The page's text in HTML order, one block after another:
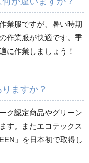
冬長袖
ゴパンツ
夏カーゴパンツ作業
ボン
業服ですが、暑い時期
作業服が快適です。季
に作業しましょう！
ますか？
ク認定商品やグリーン
す。またエコテックス
」を日本初で取得し